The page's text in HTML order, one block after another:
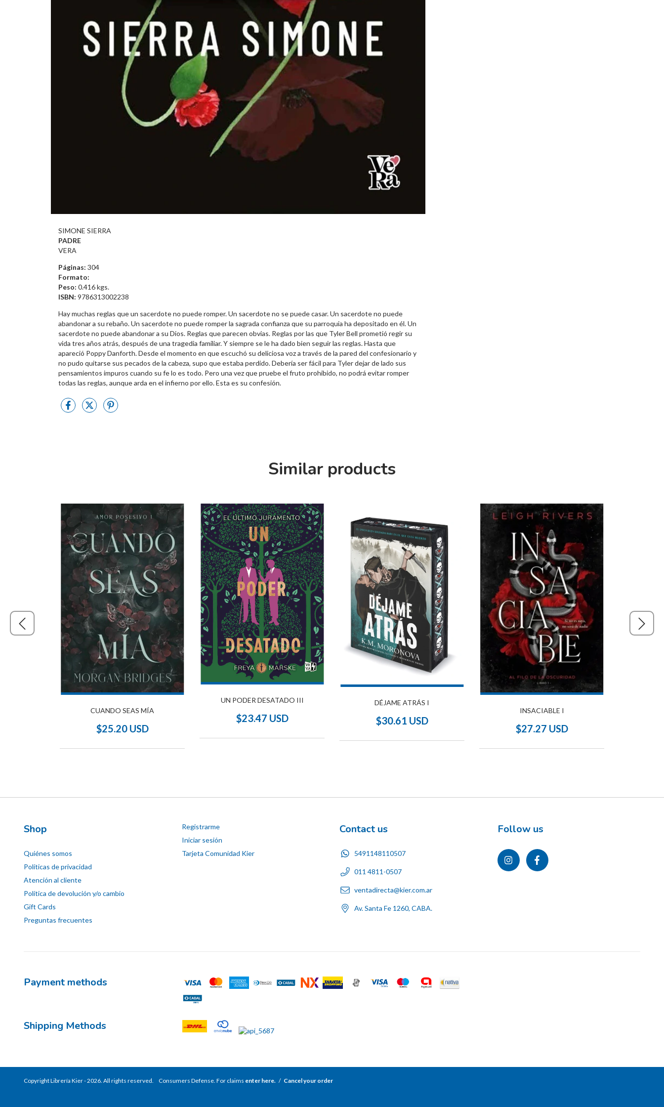
SIMONE SIERRA
PADRE
VERA
Páginas: 304
Formato:
Peso: 0.416 kgs.
ISBN: 9786313002238
Hay muchas reglas que un sacerdote no puede romper. Un sacerdote no se puede casar. Un sacerdote no puede
abandonar a su rebaño. Un sacerdote no puede romper la sagrada confianza que su parroquia ha depositado en él. Un
sacerdote no puede abandonar a su Dios. Reglas que parecen obvias. Reglas por las que Tyler Bell prometió regir su
vida tres años atrás, después de una tragedia familiar. Y siempre se le ha dado bien seguir las reglas. Hasta que
apareció Poppy Danforth. Desde el momento en que escuchó su deliciosa voz a través de la pared del confesionario y
no pudo quitarse sus pecados de la cabeza, supo que estaba perdido. Debería ser fácil para Tyler dejar de lado sus
pensamientos impuros cuando su fe lo es todo. Pero una vez que pruebe el fruto prohibido, no podrá evitar romper
todas las reglas, aunque arda en el infierno por ello. Esta es su confesión.
Similar products
CUANDO SEAS MÍA
$25.20 USD
UN PODER DESATADO III
$23.47 USD
DÉJAME ATRÁS I
$30.61 USD
INSACIABLE I
$27.27 USD
Shop
Quiénes somos
Políticas de privacidad
Atención al cliente
Política de devolución y/o cambio
Gift Cards
Preguntas frecuentes
Registrarme
Iniciar sesión
Tarjeta Comunidad Kier
Contact us
5491148110507
011 4811-0507
ventadirecta@kier.com.ar
Av. Santa Fe 1260, CABA.
Follow us
Payment methods
Shipping Methods
Copyright Librería Kier - 2026. All rights reserved. Consumers Defense. For claims enter here. / Cancel your order